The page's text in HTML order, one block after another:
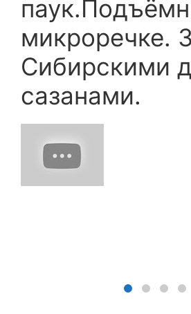
микроречке.
Сибирскими
сазанами.